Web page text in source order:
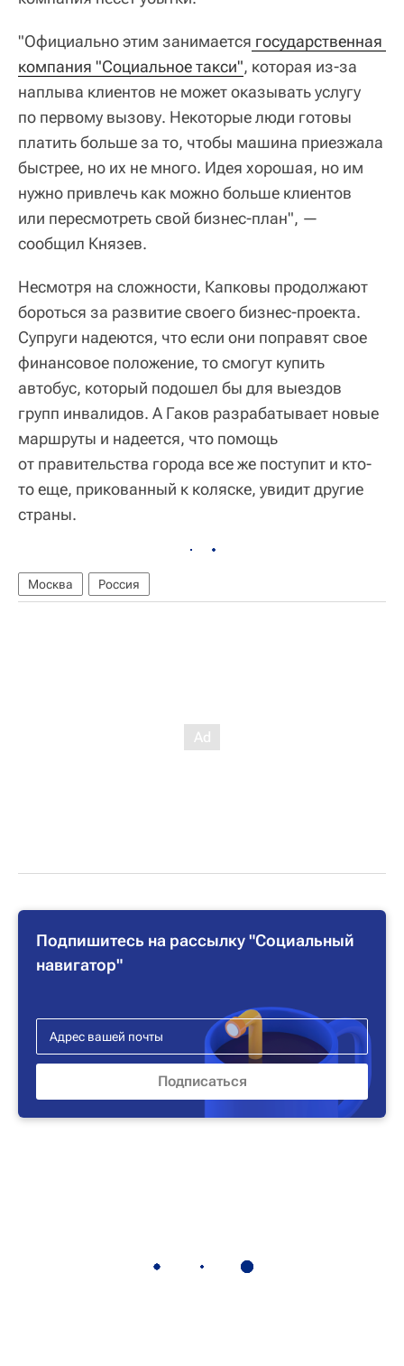
"Официально этим занимается государственная
компания "Социальное такси", которая из-за
наплыва клиентов не может оказывать услугу
по первому вызову. Некоторые люди готовы
платить больше за то, чтобы машина приезжала
быстрее, но их не много. Идея хорошая, но им
нужно привлечь как можно больше клиентов
или пересмотреть свой бизнес-план", —
сообщил Князев.
Несмотря на сложности, Капковы продолжают
бороться за развитие своего бизнес-проекта.
Супруги надеются, что если они поправят свое
финансовое положение, то смогут купить
автобус, который подошел бы для выездов
групп инвалидов. А Гаков разрабатывает новые
маршруты и надеется, что помощь
от правительства города все же поступит и кто-
то еще, прикованный к коляске, увидит другие
страны.
Москва Россия
Подпишитесь на рассылку "Социальный
навигатор"